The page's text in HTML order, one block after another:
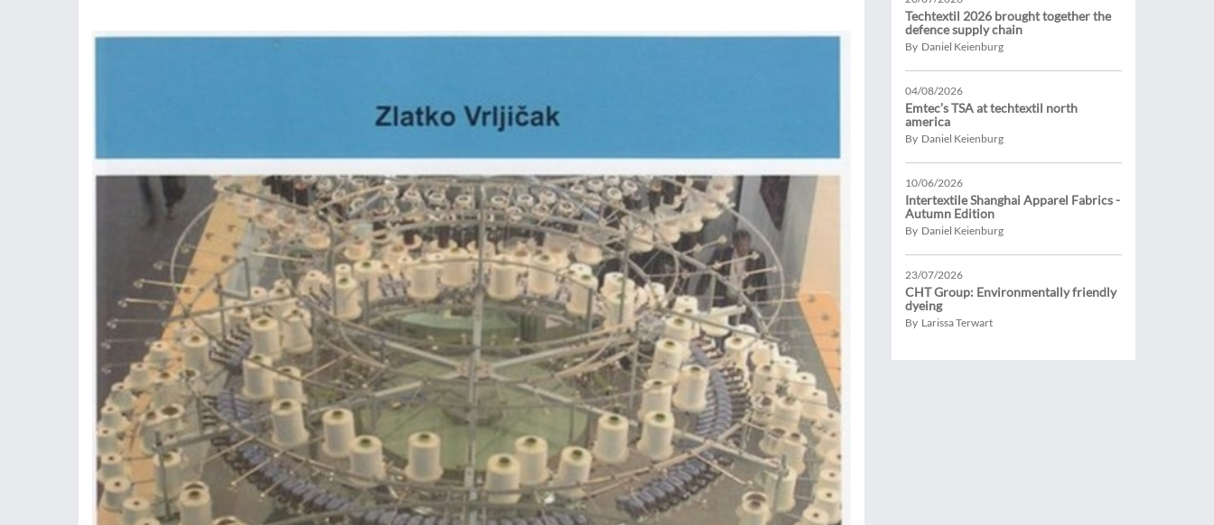
Techtextil 2026 brought together the
defence supply chain
By Daniel Keienburg
04/08/2026
Emtec’s TSA at techtextil north
america
By Daniel Keienburg
10/06/2026
Intertextile Shanghai Apparel Fabrics -
Autumn Edition
By Daniel Keienburg
23/07/2026
CHT Group: Environmentally friendly
dyeing
By Larissa Terwart